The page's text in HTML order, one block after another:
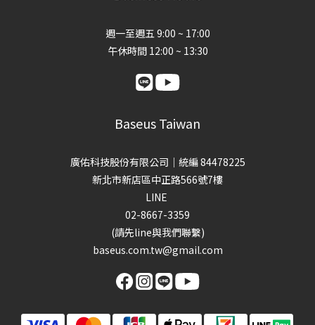
週一至週五 9:00 ~ 17:00
午休時間 12:00 ~ 13:30
Baseus Taiwan
廣佑科技股份有限公司｜統編 84478225
新北市新店區中正路566號7樓
LINE
02-8667-3359
(請先line與我們聯繫)
baseus.com.tw@gmail.com